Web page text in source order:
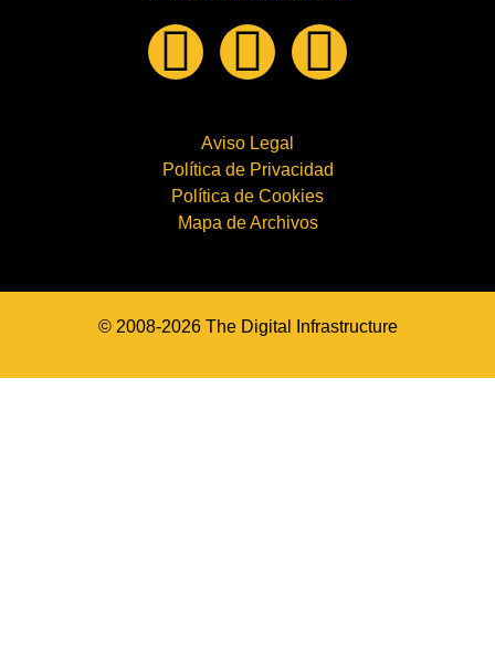
Aviso Legal
Política de Privacidad
Política de Cookies
Mapa de Archivos
© 2008-2026 The Digital Infrastructure